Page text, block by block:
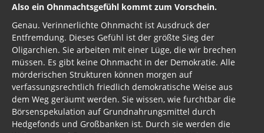
Also ein Ohnmachtsgefühl kommt zum Vorschein.
Genau. Verinnerlichte Ohnmacht ist Ausdruck der
Entfremdung. Dieses Gefühl ist der größte Sieg der
Oligarchien. Sie arbeiten mit einer Lüge, die wir brechen
müssen. Es gibt keine Ohnmacht in der Demokratie. Alle
mörderischen Strukturen können morgen auf
verfassungsrechtlich friedlich demokratische Weise aus
dem Weg geräumt werden. Sie wissen, wie furchtbar die
Börsenspekulation auf Grundnahrungsmittel durch
Hedgefonds und Großbanken ist. Durch sie werden die